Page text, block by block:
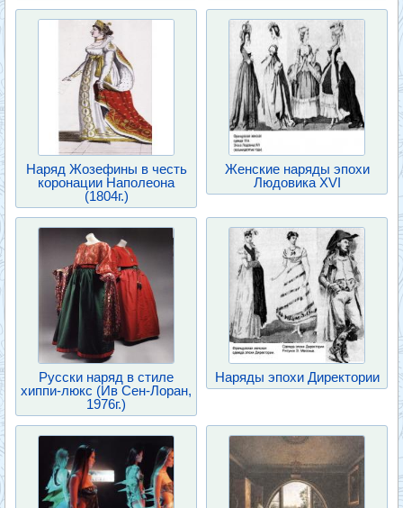
Наряд Жозефины в честь
коронации Наполеона
(1804г.)
Женские наряды эпохи
Людовика XVI
Русски наряд в стиле
хиппи-люкс (Ив Сен-Лоран,
1976г.)
Наряды эпохи Директории